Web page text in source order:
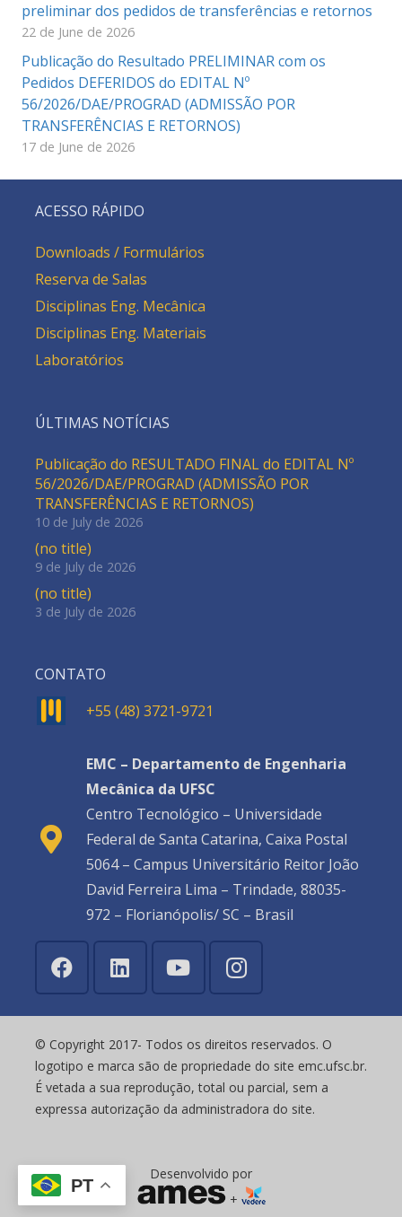
preliminar dos pedidos de transferências e retornos
22 de June de 2026
Publicação do Resultado PRELIMINAR com os
Pedidos DEFERIDOS do EDITAL Nº
56/2026/DAE/PROGRAD (ADMISSÃO POR
TRANSFERÊNCIAS E RETORNOS)
17 de June de 2026
ACESSO RÁPIDO
Downloads / Formulários
Reserva de Salas
Disciplinas Eng. Mecânica
Disciplinas Eng. Materiais
Laboratórios
ÚLTIMAS NOTÍCIAS
Publicação do RESULTADO FINAL do EDITAL Nº
56/2026/DAE/PROGRAD (ADMISSÃO POR
TRANSFERÊNCIAS E RETORNOS)
10 de July de 2026
(no title)
9 de July de 2026
(no title)
3 de July de 2026
CONTATO
+55 (48) 3721-9721
EMC – Departamento de Engenharia
Mecânica da UFSC
Centro Tecnológico – Universidade
Federal de Santa Catarina, Caixa Postal
5064 – Campus Universitário Reitor João
David Ferreira Lima – Trindade, 88035-
972 – Florianópolis/ SC – Brasil
© Copyright 2017- Todos os direitos reservados. O
logotipo e marca são de propriedade do site emc.ufsc.br.
É vetada a sua reprodução, total ou parcial, sem a
expressa autorização da administradora do site.
Desenvolvido por
+
PT